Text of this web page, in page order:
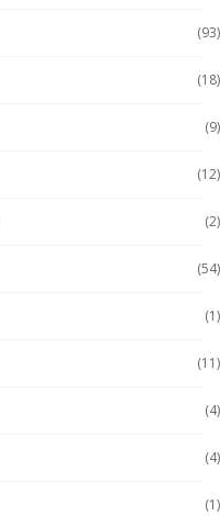
(93)
(18)
(9)
(12)
(2)
(54)
(1)
(11)
(4)
(4)
(1)